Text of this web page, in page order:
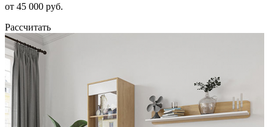
от 45 000 руб.
Рассчитать